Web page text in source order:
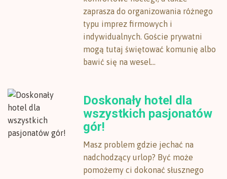
zaprasza do organizowania różnego
typu imprez firmowych i
indywidualnych. Goście prywatni
mogą tutaj świętować komunię albo
bawić się na wesel...
Doskonały hotel dla
wszystkich pasjonatów
gór!
Masz problem gdzie jechać na
nadchodzący urlop? Być może
pomożemy ci dokonać słusznego